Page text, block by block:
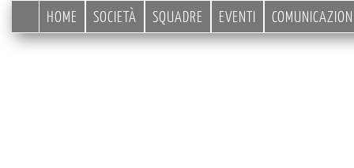
HOME SOCIETÀ SQUADRE EVENTI